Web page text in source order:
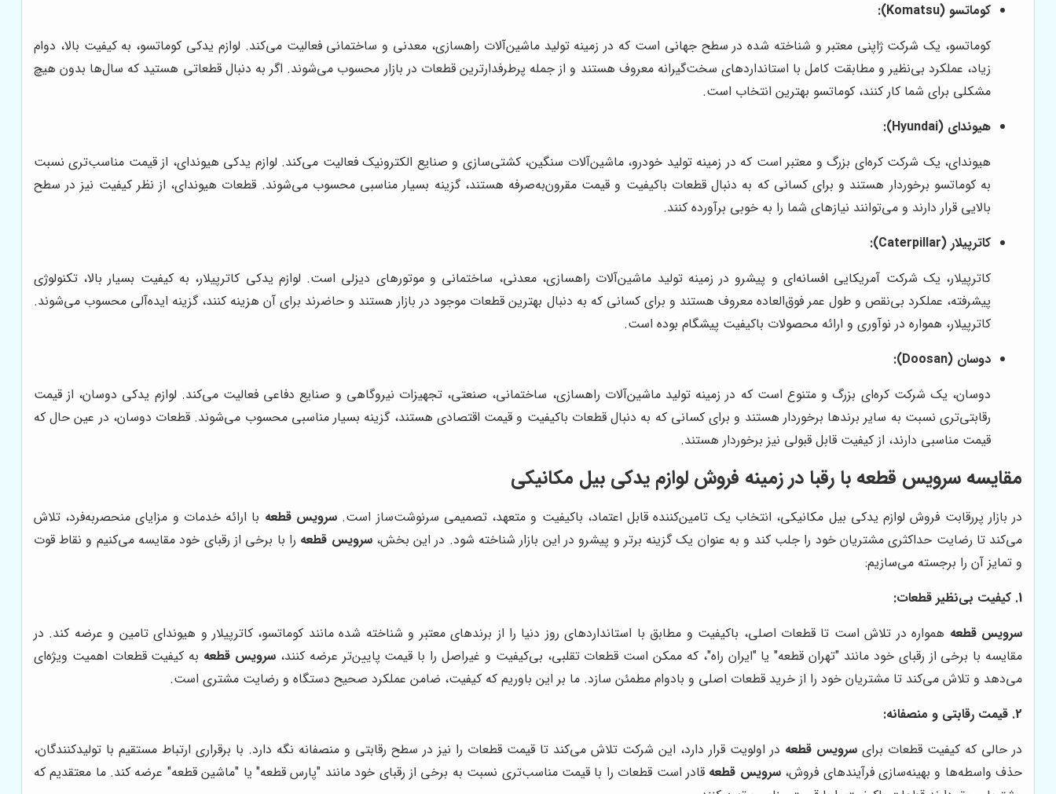
کوماتسو (Komatsu):
کوماتسو، یک شرکت ژاپنی معتبر و شناخته شده در سطح جهانی است که در زمینه تولید ماشین‌آلات راهسازی، معدنی و ساختمانی فعالیت می‌کند. لوازم یدکی کوماتسو، به کیفیت بالا، دوام
زیاد، عملکرد بی‌نظیر و مطابقت کامل با استانداردهای سخت‌گیرانه معروف هستند و از جمله پرطرفدارترین قطعات در بازار محسوب می‌شوند. اگر به دنبال قطعاتی هستید که سال‌ها بدون هیچ
مشکلی برای شما کار کنند، کوماتسو بهترین انتخاب است.
هیوندای (Hyundai):
هیوندای، یک شرکت کره‌ای بزرگ و معتبر است که در زمینه تولید خودرو، ماشین‌آلات سنگین، کشتی‌سازی و صنایع الکترونیک فعالیت می‌کند. لوازم یدکی هیوندای، از قیمت مناسب‌تری نسبت
به کوماتسو برخوردار هستند و برای کسانی که به دنبال قطعات باکیفیت و قیمت مقرون‌به‌صرفه هستند، گزینه بسیار مناسبی محسوب می‌شوند. قطعات هیوندای، از نظر کیفیت نیز در سطح
بالایی قرار دارند و می‌توانند نیازهای شما را به خوبی برآورده کنند.
کاترپیلار (Caterpillar):
کاترپیلار، یک شرکت آمریکایی افسانه‌ای و پیشرو در زمینه تولید ماشین‌آلات راهسازی، معدنی، ساختمانی و موتورهای دیزلی است. لوازم یدکی کاترپیلار، به کیفیت بسیار بالا، تکنولوژی
پیشرفته، عملکرد بی‌نقص و طول عمر فوق‌العاده معروف هستند و برای کسانی که به دنبال بهترین قطعات موجود در بازار هستند و حاضرند برای آن هزینه کنند، گزینه ایده‌آلی محسوب می‌شوند.
کاترپیلار، همواره در نوآوری و ارائه محصولات باکیفیت پیشگام بوده است.
دوسان (Doosan):
دوسان، یک شرکت کره‌ای بزرگ و متنوع است که در زمینه تولید ماشین‌آلات راهسازی، ساختمانی، صنعتی، تجهیزات نیروگاهی و صنایع دفاعی فعالیت می‌کند. لوازم یدکی دوسان، از قیمت
رقابتی‌تری نسبت به سایر برندها برخوردار هستند و برای کسانی که به دنبال قطعات باکیفیت و قیمت اقتصادی هستند، گزینه بسیار مناسبی محسوب می‌شوند. قطعات دوسان، در عین حال که
قیمت مناسبی دارند، از کیفیت قابل قبولی نیز برخوردار هستند.
مقایسه سرویس قطعه با رقبا در زمینه فروش لوازم یدکی بیل مکانیکی
در بازار پررقابت فروش لوازم یدکی بیل مکانیکی، انتخاب یک تامین‌کننده قابل اعتماد، باکیفیت و متعهد، تصمیمی سرنوشت‌ساز است. سرویس قطعه با ارائه خدمات و مزایای منحصربه‌فرد، تلاش
می‌کند تا رضایت حداکثری مشتریان خود را جلب کند و به عنوان یک گزینه برتر و پیشرو در این بازار شناخته شود. در این بخش،سرویس قطعه را با برخی از رقبای خود مقایسه می‌کنیم و نقاط قوت
و تمایز آن را برجسته می‌سازیم:
1. کیفیت بی‌نظیر قطعات:
سرویس قطعه همواره در تلاش است تا قطعات اصلی، باکیفیت و مطابق با استانداردهای روز دنیا را از برندهای معتبر و شناخته شده مانند کوماتسو، کاترپیلار و هیوندای تامین و عرضه کند. در
مقایسه با برخی از رقبای خود مانند "تهران قطعه" یا "ایران راه"، که ممکن است قطعات تقلبی، بی‌کیفیت و غیراصل را با قیمت پایین‌تر عرضه کنند، سرویس قطعه به کیفیت قطعات اهمیت ویژه‌ای
می‌دهد و تلاش می‌کند تا مشتریان خود را از خرید قطعات اصلی و بادوام مطمئن سازد. ما بر این باوریم که کیفیت، ضامن عملکرد صحیح دستگاه و رضایت مشتری است.
2. قیمت رقابتی و منصفانه:
در حالی که کیفیت قطعات برای سرویس قطعه در اولویت قرار دارد، این شرکت تلاش می‌کند تا قیمت قطعات را نیز در سطح رقابتی و منصفانه نگه دارد. با برقراری ارتباط مستقیم با تولیدکنندگان،
حذف واسطه‌ها و بهینه‌سازی فرآیندهای فروش،سرویس قطعه قادر است قطعات را با قیمت مناسب‌تری نسبت به برخی از رقبای خود مانند "پارس قطعه" یا "ماشین قطعه" عرضه کند. ما معتقدیم که